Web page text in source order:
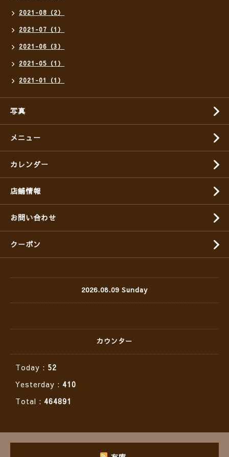
2021-08（2）
2021-07（1）
2021-06（3）
2021-05（1）
2021-01（1）
写真
メニュー
カレンダー
店舗情報
お問い合わせ
クーポン
2026.08.09 Sunday
カウンター
Today : 52
Yesterday : 410
Total : 464891